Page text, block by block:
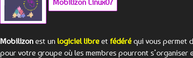
Mobilizon Linux07
Mobilizon est un logiciel libre et fédéré qui vous permet
pour votre groupe où les membres pourront s’organiser